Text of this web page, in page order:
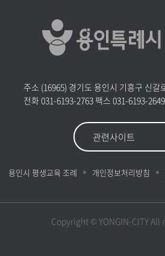
주소 (16965) 경기도 용인시 기흥구 신갈
전화031-6193-2763 팩스 031-6193-2649
용인시 평생교육 조례 개인정보처리방침
Copyright © YONGIN-CITY All